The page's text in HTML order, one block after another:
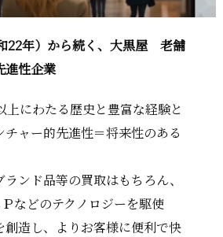
22年）から続く、大黒屋 老舗
進性企業
上にわたる歴史と豊富な経験と
ャー的先進性＝将来性のある
ンド品等の買取はもちろん、
などのテクノロジーを駆使
創造し、よりお客様に便利で快